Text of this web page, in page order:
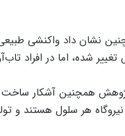
نشان داد واکنشی طبیعی
شده، اما در افراد
همچنین آشکار ساخت
نیروگاه هر سلول‌ هستند و